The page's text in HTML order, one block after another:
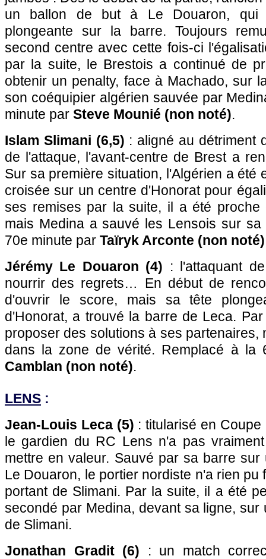
un ballon de but à Le Douaron, qui
plongeante sur la barre. Toujours
second centre avec cette fois-ci
par la suite, le Brestois a continué de
obtenir un penalty, face à Machado, sur
son coéquipier algérien sauvée par
minute par Steve Mounié (non noté).
Islam Slimani (6,5) : aligné au détriment
de l'attaque, l'avant-centre de Brest a
Sur sa première situation, l'Algérien a été
croisée sur un centre d'Honorat pour
ses remises par la suite, il a été proche
mais Medina a sauvé les Lensois sur
70e minute par Taïryk Arconte (non noté)
Jérémy Le Douaron (4) : l'attaquant
nourrir des regrets… En début de
d'ouvrir le score, mais sa tête
d'Honorat, a trouvé la barre de Leca.
proposer des solutions à ses partenaires,
dans la zone de vérité. Remplacé à la
Camblan (non noté).
LENS :
Jean-Louis Leca (5) : titularisé en
le gardien du RC Lens n'a pas
mettre en valeur. Sauvé par sa barre
Le Douaron, le portier nordiste n'a rien pu
portant de Slimani. Par la suite, il a été
secondé par Medina, devant sa ligne, sur
de Slimani.
Jonathan Gradit (6) : un match